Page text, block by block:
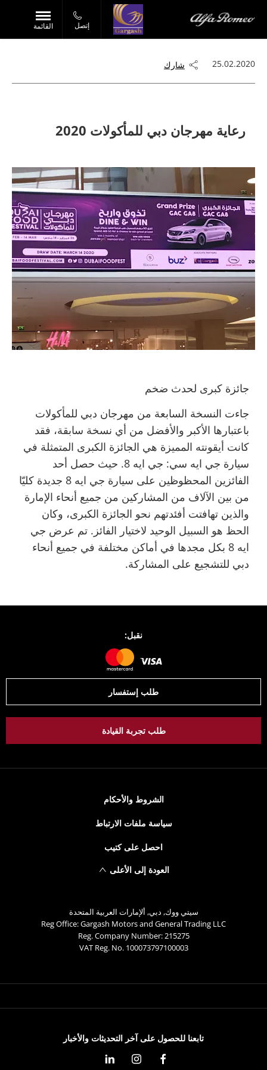
إتصل القائمة
25.02.2020 شارك
رعاية مهرجان دبي للمأكولات 2020
جائزة كبرى لحدث ضخم
جاءت النسخة السابعة من مهرجان دبي للمأكولات
باعتبارها الأكبر والأفضل من أي نسخة سابقة، فقد
كانت أيقونته المميزة هي الجائزة الكبرى المتمثلة في
سيارة جي ايه سي: جي ايه 8. حيث حصل أحد
الفائزين المحظوظين على سيارة جي ايه 8 جديدة كليّا
من بين الآلاف من المشاركين من جميع أنحاء الإمارة
والذين تهافتت أفئدتهم نحو الجائزة الكبرى، وكان
الحظ هو السبيل الوحيد لاختيار الفائز. تم عرض جي
ايه 8 بكل مجدها في أماكن مختلفة في جميع أنحاء
دبي للتشجيع على المشاركة.
نقبل:
طلب إستفسار
طلب تجربة القيادة
الشروط والأحكام
سياسة ملفات الارتباط
احصل على كتيب
العودة إلى الأعلى
سيتي ووك, دبي, ألإمارات العربية المتحدة
Reg Office:Gargash Motors and General Trading LLC
Reg. Company Number:215275
VAT Reg. No.100073797100003
تابعنا للحصول على آخر التحديثات والأخبار